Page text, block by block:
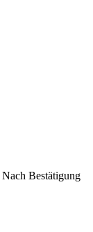
Nach Bestätigung